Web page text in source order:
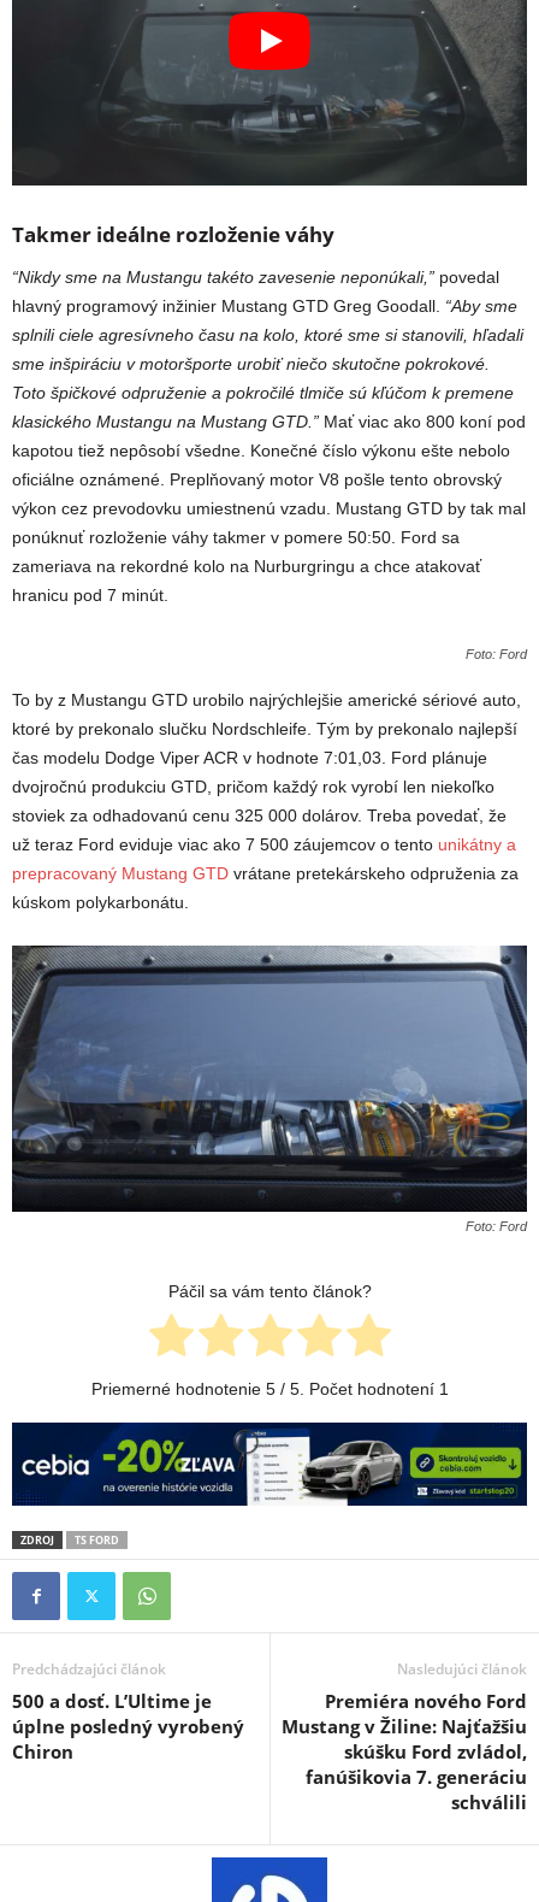
Takmer ideálne rozloženie váhy
“Nikdy sme na Mustangu takéto zavesenie neponúkali,” povedal
hlavný programový inžinier Mustang GTD Greg Goodall. “Aby sme
splnili ciele agresívneho času na kolo, ktoré sme si stanovili, hľadali
sme inšpiráciu v motoršporte urobiť niečo skutočne pokrokové.
Toto špičkové odpruženie a pokročilé tlmiče sú kľúčom k premene
klasického Mustangu na Mustang GTD.” Mať viac ako 800 koní pod
kapotou tiež nepôsobí všedne. Konečné číslo výkonu ešte nebolo
oficiálne oznámené. Preplňovaný motor V8 pošle tento obrovský
výkon cez prevodovku umiestnenú vzadu. Mustang GTD by tak mal
ponúknuť rozloženie váhy takmer v pomere 50:50. Ford sa
zameriava na rekordné kolo na Nurburgringu a chce atakovať
hranicu pod 7 minút.
Foto: Ford
To by z Mustangu GTD urobilo najrýchlejšie americké sériové auto,
ktoré by prekonalo slučku Nordschleife. Tým by prekonalo najlepší
čas modelu Dodge Viper ACR v hodnote 7:01,03. Ford plánuje
dvojročnú produkciu GTD, pričom každý rok vyrobí len niekoľko
stoviek za odhadovanú cenu 325 000 dolárov. Treba povedať, že
už teraz Ford eviduje viac ako 7 500 záujemcov o tento unikátny a
prepracovaný Mustang GTD vrátane pretekárskeho odpruženia za
kúskom polykarbonátu.
Foto: Ford
Páčil sa vám tento článok?
Priemerné hodnotenie 5/ 5. Počet hodnotení 1
ZDROJ TS FORD
Predchádzajúci článok
500 a dosť. L’Ultime je
úplne posledný vyrobený
Chiron
Nasledujúci článok
Premiéra nového Ford
Mustang v Žiline: Najťažšiu
skúšku Ford zvládol,
fanúšikovia 7. generáciu
schválili